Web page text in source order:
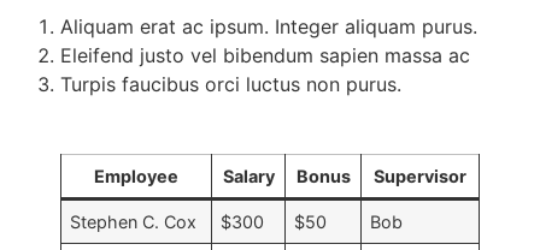
Aliquam erat ac ipsum. Integer aliquam purus.
Eleifend justo vel bibendum sapien massa ac
Turpis faucibus orci luctus non purus.
Employee Salary Bonus Supervisor
Stephen C. Cox $300 $50 Bob